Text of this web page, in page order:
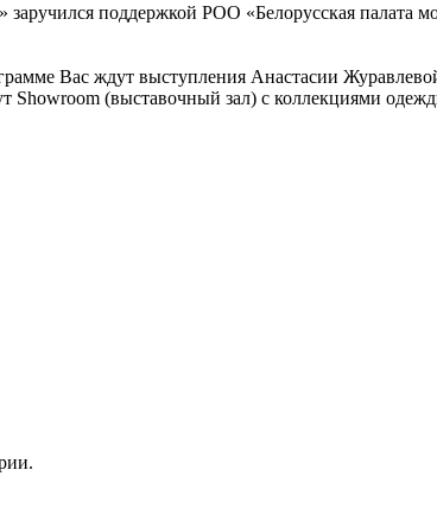
заручился поддержкой РОО «Белорусская
Вас ждут выступления Анастасии
(выставочный зал) с коллекциями